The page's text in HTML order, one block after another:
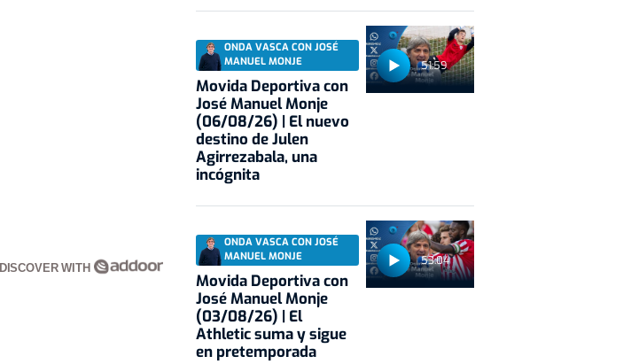
DISCOVER WITH
51:59
ONDA VASCA CON JOSÉ
MANUEL MONJE
Movida Deportiva con
José Manuel Monje
(06/08/26) | El nuevo
destino de Julen
Agirrezabala, una
incógnita
53:04
ONDA VASCA CON JOSÉ
MANUEL MONJE
Movida Deportiva con
José Manuel Monje
(03/08/26) | El
Athletic suma y sigue
en pretemporada